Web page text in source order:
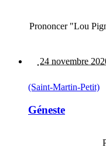
Prononcer "Lou
24 novembre
(Saint-Martin-Petit)
Géneste